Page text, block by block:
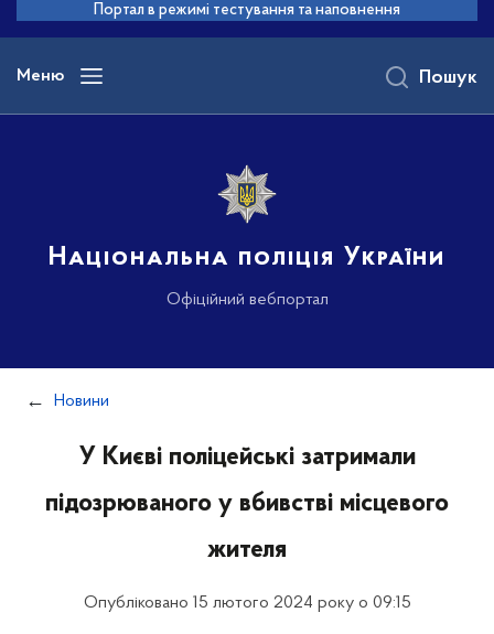
основного
вмісту
Портал в режимі тестування та наповнення
Меню
Національна поліція України
Офіційний вебпортал
Пошук
Новини
У Києві поліцейські затримали
підозрюваного у вбивстві місцевого
жителя
Опубліковано 15 лютого 2024 року о 09:15